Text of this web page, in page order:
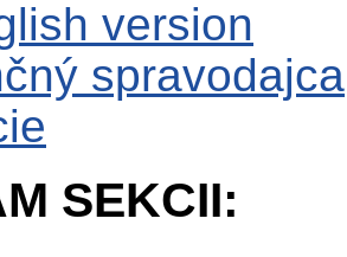
version
spravodajca
SEKCII: